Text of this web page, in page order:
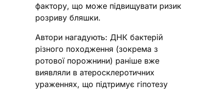
фактору, що може підвищувати ризик
розриву бляшки.
Автори нагадують: ДНК бактерій
різного походження (зокрема з
ротової порожнини) раніше вже
виявляли в атеросклеротичних
ураженнях, що підтримує гіпотезу